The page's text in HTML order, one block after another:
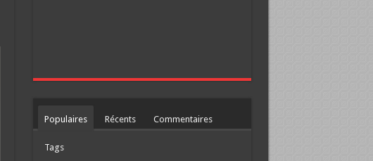
Populaires Récents Commentaires
Tags